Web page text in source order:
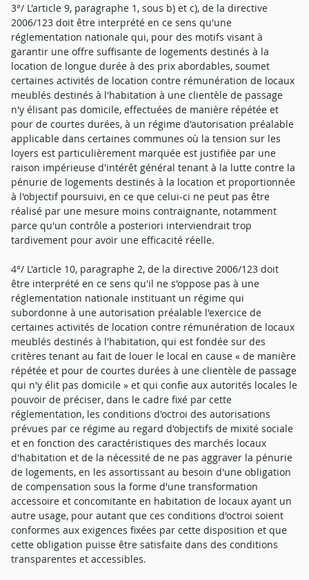
3°/ L'article 9, paragraphe 1, sous b) et c), de la directive
2006/123 doit être interprété en ce sens qu'une
réglementation nationale qui, pour des motifs visant à
garantir une offre suffisante de logements destinés à la
location de longue durée à des prix abordables, soumet
certaines activités de location contre rémunération de locaux
meublés destinés à l'habitation à une clientèle de passage
n'y élisant pas domicile, effectuées de manière répétée et
pour de courtes durées, à un régime d'autorisation préalable
applicable dans certaines communes où la tension sur les
loyers est particulièrement marquée est justifiée par une
raison impérieuse d'intérêt général tenant à la lutte contre la
pénurie de logements destinés à la location et proportionnée
à l'objectif poursuivi, en ce que celui-ci ne peut pas être
réalisé par une mesure moins contraignante, notamment
parce qu'un contrôle a posteriori interviendrait trop
tardivement pour avoir une efficacité réelle.
4°/ L'article 10, paragraphe 2, de la directive 2006/123 doit
être interprété en ce sens qu'il ne s'oppose pas à une
réglementation nationale instituant un régime qui
subordonne à une autorisation préalable l'exercice de
certaines activités de location contre rémunération de locaux
meublés destinés à l'habitation, qui est fondée sur des
critères tenant au fait de louer le local en cause « de manière
répétée et pour de courtes durées à une clientèle de passage
qui n'y élit pas domicile » et qui confie aux autorités locales le
pouvoir de préciser, dans le cadre fixé par cette
réglementation, les conditions d'octroi des autorisations
prévues par ce régime au regard d'objectifs de mixité sociale
et en fonction des caractéristiques des marchés locaux
d'habitation et de la nécessité de ne pas aggraver la pénurie
de logements, en les assortissant au besoin d'une obligation
de compensation sous la forme d'une transformation
accessoire et concomitante en habitation de locaux ayant un
autre usage, pour autant que ces conditions d'octroi soient
conformes aux exigences fixées par cette disposition et que
cette obligation puisse être satisfaite dans des conditions
transparentes et accessibles.